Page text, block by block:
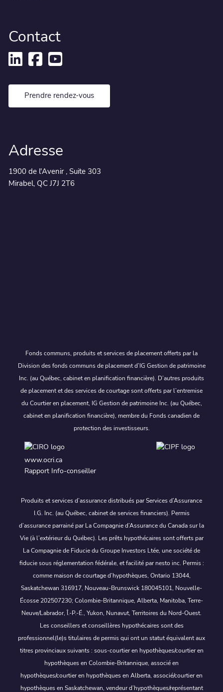
Contact
Prendre rendez-vous
Adresse
1900 de l'Avenir , Suite 303
Mirabel, QC J7J 2T6
Fonds communs, produits et services de placement offerts par la
Division des fonds communs de placement d’IG Gestion de patrimoine
Inc. (au Québec, cabinet en planification financière). D’autres produits
de placement et des services de courtage sont offerts par l’entremise
du Courtier en placement, IG Gestion de patrimoine Inc. (au Québec,
cabinet en planification financière), membre du Fonds canadien de
protection des investisseurs.
www.ocri.ca
Rapport Info-conseiller
Produits et services d’assurance distribués par Services d’Assurance
I.G. Inc. (au Québec, cabinet de services financiers). Permis
d’assurance parrainé par La Compagnie d’Assurance du Canada sur la
Vie (à l’extérieur du Québec). Les prêts hypothécaires sont offerts par
La Compagnie de Fiducie du Groupe Investors Ltée, une société de
fiducie sous réglementation fédérale, et facilité par nesto inc. Permis :
comme maison de courtage d’hypothèques, Ontario 13044,
Saskatchewan 316917, Nouveau-Brunswick 180045101, Nouvelle-
Écosse 202507230; Colombie-Britannique, Alberta, Manitoba, Terre-
Neuve/Labrador, Î.-P.-É., Yukon, Nunavut, Territoires du Nord-Ouest.
Les conseillers et conseillères hypothécaires sont des
professionnel(le)s titulaires de permis qui ont un statut équivalent aux
titres provinciaux suivants : sous-courtier en hypothèques/courtier en
hypothèques en Colombie-Britannique, associé en
hypothèques/courtier en hypothèques en Alberta, associé/courtier en
hypothèques en Saskatchewan, vendeur d’hypothèques/représentant